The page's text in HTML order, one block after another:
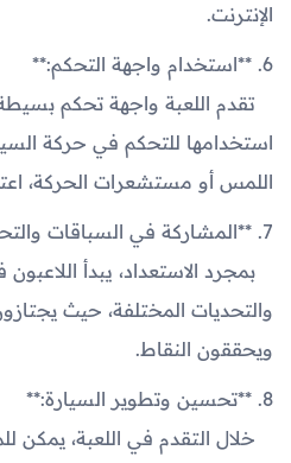
الإنترنت.
6. **استخدام واجهة التحكم:**
تقدم اللعبة واجهة تحكم
استخدامها للتحكم في حركة
اللمس أو مستشعرات الحركة،
7. **المشاركة في السباقات والتحديات:**
بمجرد الاستعداد، يبدأ
والتحديات المختلفة، حيث
ويحققون النقاط.
8. **تحسين وتطوير السيارة:**
خلال التقدم في اللعبة،